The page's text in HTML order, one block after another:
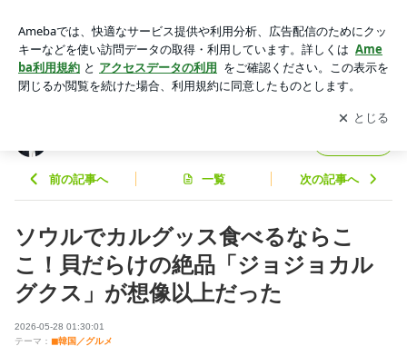
ョカルグクス」が想像以上だった | 27年の焼肉人生から学んだ
こと全部書く
アプリをダウンロードして ブログの更新通知
を受け取りまし
ょう。
開く
前の記事へ 一覧 次の記事へ
ソウルでカルグッス食べるならこ
こ！貝だらけの絶品「ジョジョカル
グクス」が想像以上だった
2026-05-28 01:30:01
テーマ： ◼︎韓国／グルメ